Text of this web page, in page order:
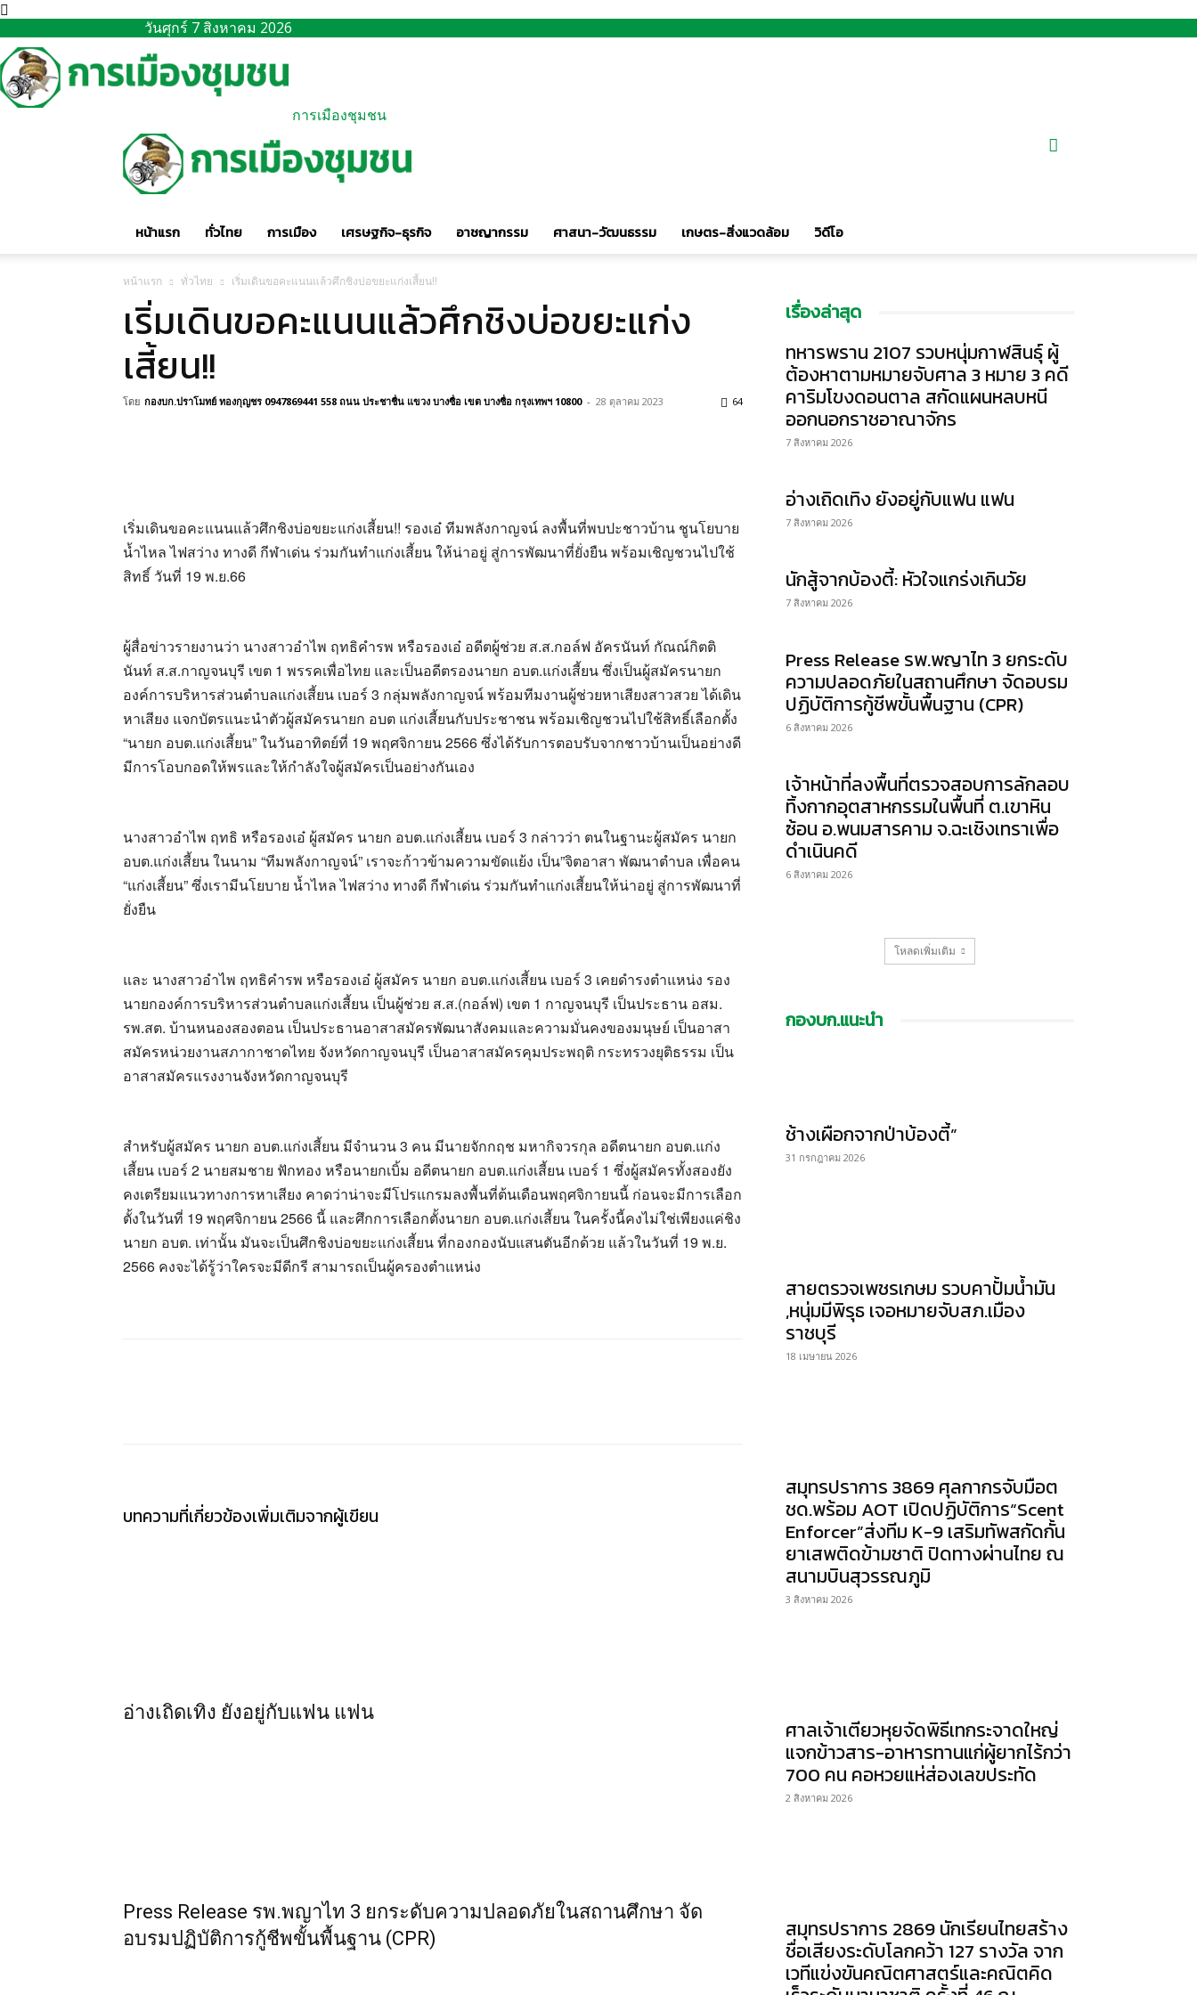
วันศุกร์ 7 สิงหาคม 2026
การเมืองชุมชน
หน้าแรก ทั่วไทย การเมือง เศรษฐกิจ-ธุรกิจ อาชญากรรม ศาสนา-วัฒนธรรม เกษตร-สิ่งแวดล้อม วิดีโอ
หน้าแรก ทั่วไทย เริ่มเดินขอคะแนนแล้วศึกชิงบ่อขยะแก่งเสี้ยน!!
เริ่มเดินขอคะแนนแล้วศึกชิงบ่อขยะแก่ง
เสี้ยน!!
โดย กองบก.ปราโมทย์ ทองกุญชร 0947869441 558 ถนน ประชาชื่น แขวง บางซื่อ เขต บางซื่อ กรุงเทพฯ 10800 - 28 ตุลาคม 2023 64
เริ่มเดินขอคะแนนแล้วศึกชิงบ่อขยะแก่งเสี้ยน!! รองเอ๋ ทีมพลังกาญจน์ ลงพื้นที่พบปะชาวบ้าน ชูนโยบาย
น้ำไหล ไฟสว่าง ทางดี กีฬาเด่น ร่วมกันทำแก่งเสี้ยน ให้น่าอยู่ สู่การพัฒนาที่ยั่งยืน พร้อมเชิญชวนไปใช้
สิทธิ์ วันที่ 19 พ.ย.66
ผู้สื่อข่าวรายงานว่า นางสาวอำไพ ฤทธิคำรพ หรือรองเอ๋ อดีตผู้ช่วย ส.ส.กอล์ฟ อัครนันท์ กัณณ์กิตติ
นันท์ ส.ส.กาญจนบุรี เขต 1 พรรคเพื่อไทย และเป็นอดีตรองนายก อบต.แก่งเสี้ยน ซึ่งเป็นผู้สมัครนายก
องค์การบริหารส่วนตำบลแก่งเสี้ยน เบอร์ 3 กลุ่มพลังกาญจน์ พร้อมทีมงานผู้ช่วยหาเสียงสาวสวย ได้เดิน
หาเสียง แจกบัตรแนะนำตัวผู้สมัครนายก อบต แก่งเสี้ยนกับประชาชน พร้อมเชิญชวนไปใช้สิทธิ์เลือกตั้ง
“นายก อบต.แก่งเสี้ยน” ในวันอาทิตย์ที่ 19 พฤศจิกายน 2566 ซึ่งได้รับการตอบรับจากชาวบ้านเป็นอย่างดี
มีการโอบกอดให้พรและให้กำลังใจผู้สมัครเป็นอย่างกันเอง
นางสาวอำไพ ฤทธิ หรือรองเอ๋ ผู้สมัคร นายก อบต.แก่งเสี้ยน เบอร์ 3 กล่าวว่า ตนในฐานะผู้สมัคร นายก
อบต.แก่งเสี้ยน ในนาม “ทีมพลังกาญจน์” เราจะก้าวข้ามความขัดแย้ง เป็น”จิตอาสา พัฒนาตำบล เพื่อคน
“แก่งเสี้ยน” ซึ่งเรามีนโยบาย น้ำไหล ไฟสว่าง ทางดี กีฬาเด่น ร่วมกันทำแก่งเสี้ยนให้น่าอยู่ สู่การพัฒนาที่
ยั่งยืน
และ นางสาวอำไพ ฤทธิคำรพ หรือรองเอ๋ ผู้สมัคร นายก อบต.แก่งเสี้ยน เบอร์ 3 เคยดำรงตำแหน่ง รอง
นายกองค์การบริหารส่วนตำบลแก่งเสี้ยน เป็นผู้ช่วย ส.ส.(กอล์ฟ) เขต 1 กาญจนบุรี เป็นประธาน อสม.
รพ.สต. บ้านหนองสองตอน เป็นประธานอาสาสมัครพัฒนาสังคมและความมั่นคงของมนุษย์ เป็นอาสา
สมัครหน่วยงานสภากาชาดไทย จังหวัดกาญจนบุรี เป็นอาสาสมัครคุมประพฤติ กระทรวงยุติธรรม เป็น
อาสาสมัครแรงงานจังหวัดกาญจนบุรี
สำหรับผู้สมัคร นายก อบต.แก่งเสี้ยน มีจำนวน 3 คน มีนายจักกฤช มหากิจวรกุล อดีตนายก อบต.แก่ง
เสี้ยน เบอร์ 2 นายสมชาย ฟักทอง หรือนายกเบิ้ม อดีตนายก อบต.แก่งเสี้ยน เบอร์ 1 ซึ่งผู้สมัครทั้งสองยัง
คงเตรียมแนวทางการหาเสียง คาดว่าน่าจะมีโปรแกรมลงพื้นที่ต้นเดือนพฤศจิกายนนี้ ก่อนจะมีการเลือก
ตั้งในวันที่ 19 พฤศจิกายน 2566 นี้ และศึกการเลือกตั้งนายก อบต.แก่งเสี้ยน ในครั้งนี้คงไม่ใช่เพียงแค่ชิง
นายก อบต. เท่านั้น มันจะเป็นศึกชิงบ่อขยะแก่งเสี้ยน ที่กองกองนับแสนตันอีกด้วย แล้วในวันที่ 19 พ.ย.
2566 คงจะได้รู้ว่าใครจะมีดีกรี สามารถเป็นผู้ครองตำแหน่ง
บทความที่เกี่ยวข้องเพิ่มเติมจากผู้เขียน
อ่างเถิดเทิง ยังอยู่กับแฟน แฟน
Press Release รพ.พญาไท 3 ยกระดับความปลอดภัยในสถานศึกษา จัด
อบรมปฏิบัติการกู้ชีพขั้นพื้นฐาน (CPR)
เรื่องล่าสุด
ทหารพราน 2107 รวบหนุ่มกาฬสินธุ์ ผู้
ต้องหาตามหมายจับศาล 3 หมาย 3 คดี
คาริมโขงดอนตาล สกัดแผนหลบหนี
ออกนอกราชอาณาจักร
7 สิงหาคม 2026
อ่างเถิดเทิง ยังอยู่กับแฟน แฟน
7 สิงหาคม 2026
นักสู้จากบ้องตี้: หัวใจแกร่งเกินวัย
7 สิงหาคม 2026
Press Release รพ.พญาไท 3 ยกระดับ
ความปลอดภัยในสถานศึกษา จัดอบรม
ปฏิบัติการกู้ชีพขั้นพื้นฐาน (CPR)
6 สิงหาคม 2026
เจ้าหน้าที่ลงพื้นที่ตรวจสอบการลักลอบ
ทิ้งกากอุตสาหกรรมในพื้นที่ ต.เขาหิน
ซ้อน อ.พนมสารคาม จ.ฉะเชิงเทราเพื่อ
ดำเนินคดี
6 สิงหาคม 2026
โหลดเพิ่มเติม
กองบก.แนะนำ
ช้างเผือกจากป่าบ้องตี้”
31 กรกฎาคม 2026
สายตรวจเพชรเกษม รวบคาปั้มน้ำมัน
,หนุ่มมีพิรุธ เจอหมายจับสภ.เมือง
ราชบุรี
18 เมษายน 2026
สมุทรปราการ 3869 ศุลกากรจับมือต
ชด.พร้อม AOT เปิดปฏิบัติการ“Scent
Enforcer”ส่งทีม K-9 เสริมทัพสกัดกั้น
ยาเสพติดข้ามชาติ ปิดทางผ่านไทย ณ
สนามบินสุวรรณภูมิ
3 สิงหาคม 2026
ศาลเจ้าเตียวหุยจัดพิธีเทกระจาดใหญ่
แจกข้าวสาร-อาหารทานแก่ผู้ยากไร้กว่า
700 คน คอหวยแห่ส่องเลขประทัด
2 สิงหาคม 2026
สมุทรปราการ 2869 นักเรียนไทยสร้าง
ชื่อเสียงระดับโลกคว้า 127 รางวัล จาก
เวทีแข่งขันคณิตศาสตร์และคณิตคิด